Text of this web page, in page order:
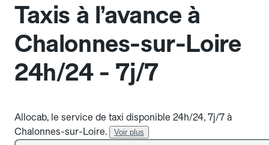
Taxis à l’avance à
Chalonnes-sur-Loire
24h/24 - 7j/7
Allocab, le service de taxi disponible 24h/24, 7j/7 à
Chalonnes-sur-Loire.
Voir plus